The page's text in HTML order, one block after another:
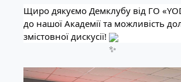
Щиро дякуємо Демклубу від ГО
до нашої Академії та можливість
змістовної дискусії!